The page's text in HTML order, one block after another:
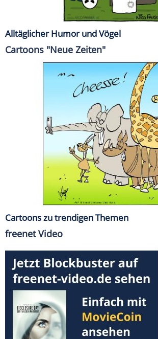
Alltäglicher Humor und Vögel
Cartoons "Neue Zeiten"
Cartoons zu trendigen Themen
freenet Video